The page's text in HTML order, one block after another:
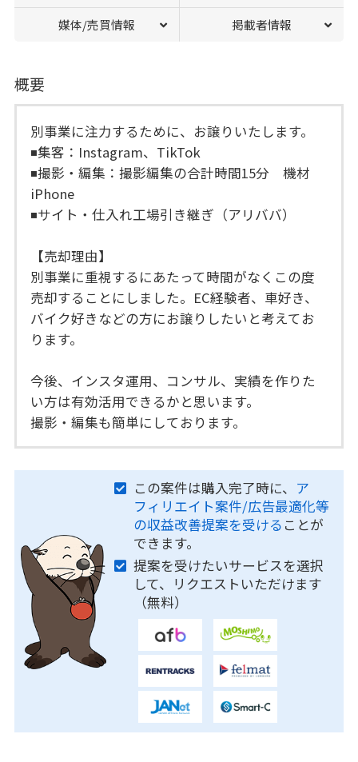
媒体/売買情報 掲載者情報
概要
別事業に注力するために、お譲りいたします。
◾️集客：Instagram、TikTok
◾️撮影・編集：撮影編集の合計時間15分 機材
iPhone
◾️サイト・仕入れ工場引き継ぎ（アリババ）
【売却理由】
別事業に重視するにあたって時間がなくこの度
売却することにしました。EC経験者、車好き、
バイク好きなどの方にお譲りしたいと考えてお
ります。
今後、インスタ運用、コンサル、実績を作りた
い方は有効活用できるかと思います。
撮影・編集も簡単にしております。
この案件は購入完了時に、 ア
フィリエイト案件/広告最適化等
の収益改善提案を受ける ことが
できます。
提案を受けたいサービスを選択
して、リクエストいただけます
（無料）